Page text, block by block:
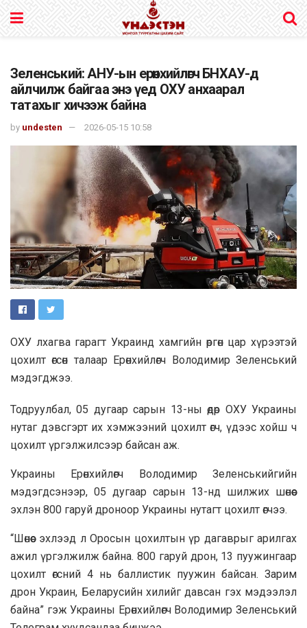
Зеленський: АНУ-ын ерөнхийлөгч БНХАУ-д
айлчилж байгаа энэ үед ОХУ анхаарал
татахыг хичээж байна
by undesten 2026-05-15 10:58
ОХУ лхагва гарагт Украинд хамгийн өргөн цар хүрээтэй
цохилт өгсөн талаар Ерөнхийлөгч Володимир Зеленський
мэдэгджээ.
Тодруулбал, 05 дугаар сарын 13-ны өдөр ОХУ Украины
нутаг дэвсгэрт их хэмжээний цохилт өгч, үдээс хойш ч
цохилт үргэлжилсээр байсан аж.
Украины Ерөнхийлөгч Володимир Зеленськийгийн
мэдэгдсэнээр, 05 дугаар сарын 13-нд шилжих шөнөөс
эхлэн 800 гаруй дроноор Украины нутагт цохилт өгчээ.
“Шөнөөс эхлээд л Оросын цохилтын үр дагаврыг арилгах
ажил үргэлжилж байна. 800 гаруй дрон, 13 пуужингаар
цохилт өгсний 4 нь баллистик пуужин байсан. Зарим
дрон Украин, Беларусийн хилийг давсан гэх мэдээлэл
байна” гэж Украины Ерөнхийлөгч Володимир Зеленський